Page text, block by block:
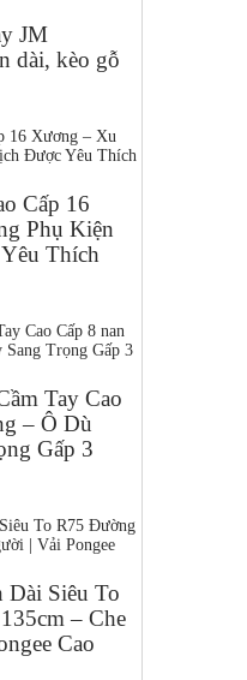
JM
dài, kèo gỗ
Cấp 16
Phụ Kiện
Thích
Tay Cao
– Ô Dù
Gấp 3
Dài Siêu To
– Che
Cao